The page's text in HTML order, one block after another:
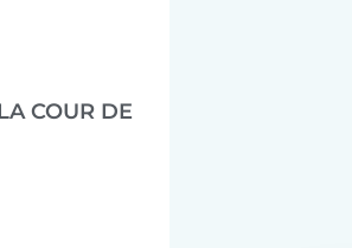
COUR DE